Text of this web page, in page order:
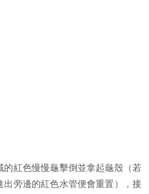
的紅色慢慢龜擊倒並拿起龜殼（若
出旁邊的紅色水管便會重置），接